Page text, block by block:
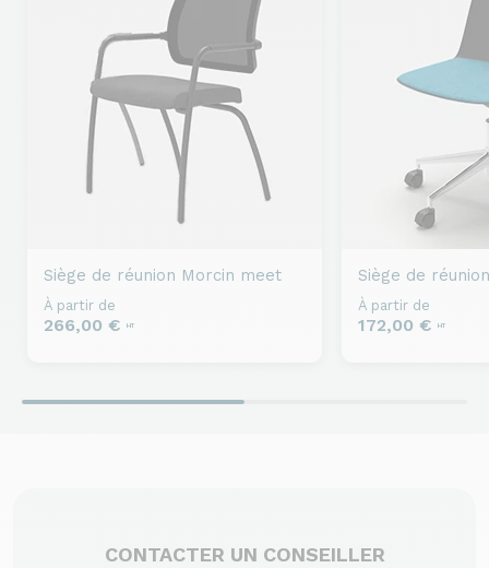
Siège de réunion Morcin meet
À partir de
266,00 € HT
Siège de réunion
À partir de
172,00 € HT
CONTACTER UN CONSEILLER